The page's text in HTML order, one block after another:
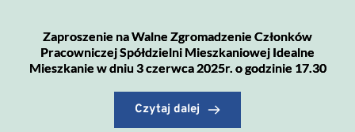
Zaproszenie na Walne Zgromadzenie Członków
Pracowniczej Spółdzielni Mieszkaniowej Idealne
Mieszkanie w dniu 3 czerwca 2025r. o godzinie 17.30
Czytaj dalej